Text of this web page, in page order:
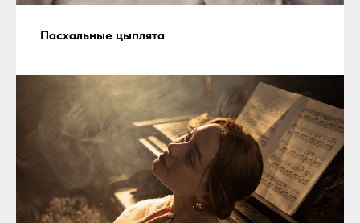
Пасхальные цыплята